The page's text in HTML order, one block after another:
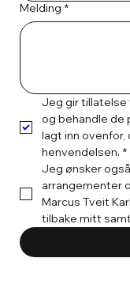
Melding *
Jeg gir tillatelse
og behandle de
lagt inn
henvendelsen. *
Jeg ønsker
arrangementer
Marcus Tveit
tilbake mitt